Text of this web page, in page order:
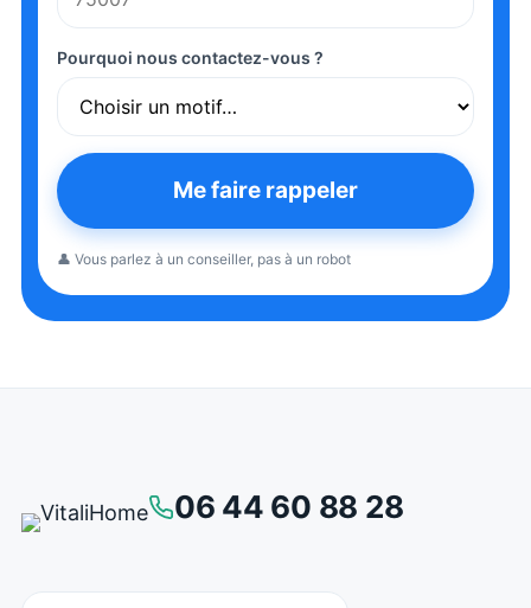
Pourquoi nous contactez-vous ?
Me faire rappeler
👤 Vous parlez à un conseiller, pas à un robot
06 44 60 88 28